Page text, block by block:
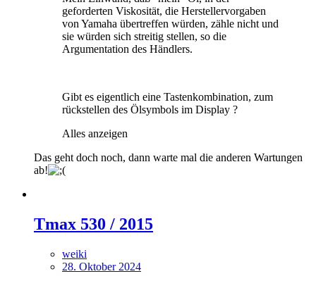
geforderten Viskosität, die Herstellervorgaben
von Yamaha übertreffen würden, zähle nicht und
sie würden sich streitig stellen, so die
Argumentation des Händlers.
Gibt es eigentlich eine Tastenkombination, zum
rückstellen des Ölsymbols im Display ?
Alles anzeigen
Das geht doch noch, dann warte mal die anderen Wartungen
ab!
Tmax 530 / 2015
weiki
28. Oktober 2024